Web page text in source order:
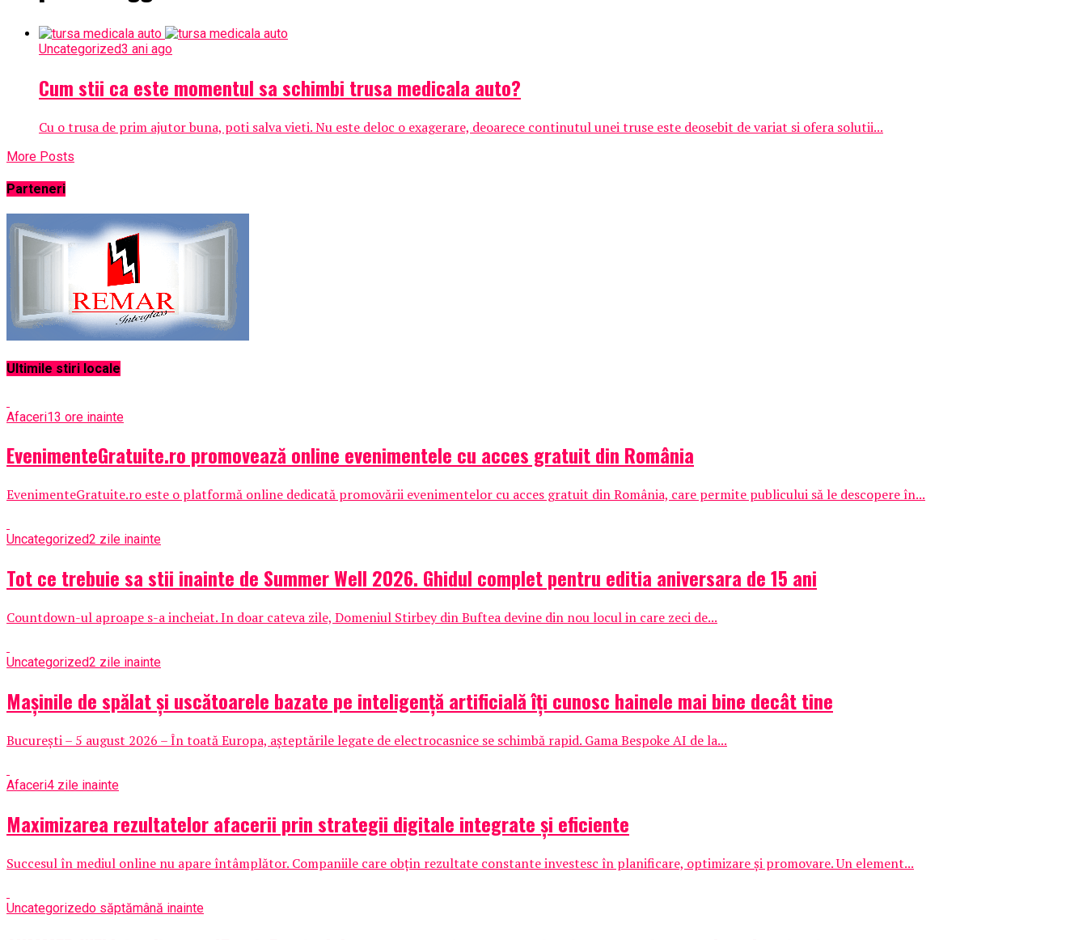
Uncategorized3 ani ago
Cum stii ca este momentul sa schimbi trusa medicala auto?
Cu o trusa de prim ajutor buna, poti salva vieti. Nu este deloc o exagerare, deoarece continutul unei truse este deosebit de variat si ofera solutii...
More Posts
Parteneri
Ultimile stiri locale
Afaceri13 ore inainte
EvenimenteGratuite.ro promovează online evenimentele cu acces gratuit din România
EvenimenteGratuite.ro este o platformă online dedicată promovării evenimentelor cu acces gratuit din România, care permite publicului să le descopere în...
Uncategorized2 zile inainte
Tot ce trebuie sa stii inainte de Summer Well 2026. Ghidul complet pentru editia aniversara de 15 ani
Countdown-ul aproape s-a incheiat. In doar cateva zile, Domeniul Stirbey din Buftea devine din nou locul in care zeci de...
Uncategorized2 zile inainte
Mașinile de spălat și uscătoarele bazate pe inteligență artificială îți cunosc hainele mai bine decât tine
București – 5 august 2026 – În toată Europa, așteptările legate de electrocasnice se schimbă rapid. Gama Bespoke AI de la...
Afaceri4 zile inainte
Maximizarea rezultatelor afacerii prin strategii digitale integrate și eficiente
Succesul în mediul online nu apare întâmplător. Companiile care obțin rezultate constante investesc în planificare, optimizare și promovare. Un element...
Uncategorizedo săptămână inainte